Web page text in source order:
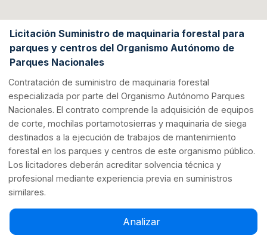
Licitación Suministro de maquinaria forestal para
parques y centros del Organismo Autónomo de
Parques Nacionales
Contratación de suministro de maquinaria forestal
especializada por parte del Organismo Autónomo Parques
Nacionales. El contrato comprende la adquisición de equipos
de corte, mochilas portamotosierras y maquinaria de siega
destinados a la ejecución de trabajos de mantenimiento
forestal en los parques y centros de este organismo público.
Los licitadores deberán acreditar solvencia técnica y
profesional mediante experiencia previa en suministros
similares.
Analizar